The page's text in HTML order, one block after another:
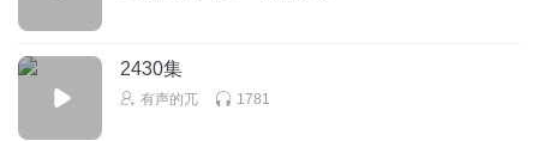
2430集
有声的兀 1781